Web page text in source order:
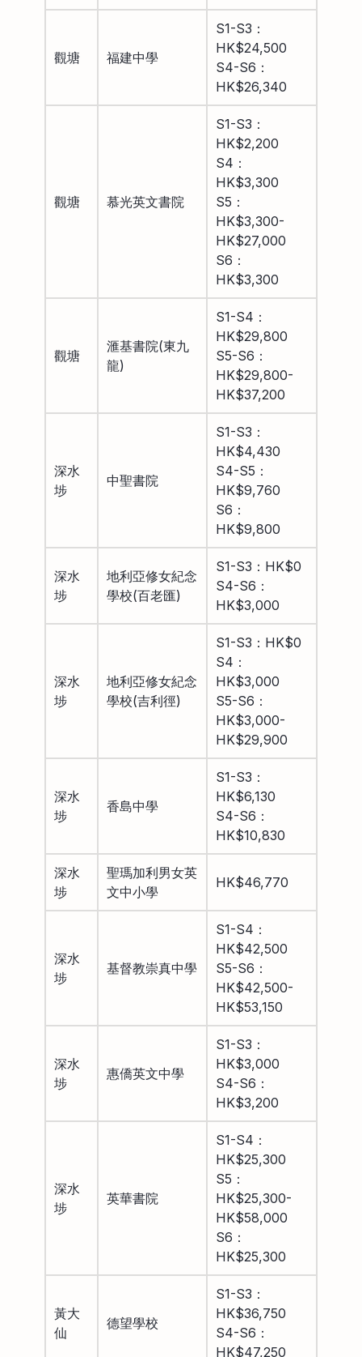
觀塘 福建中學
S1-S3：
HK$24,500
S4-S6：
HK$26,340
觀塘 慕光英文書院
S1-S3：
HK$2,200
S4：
HK$3,300
S5：
HK$3,300-
HK$27,000
S6：
HK$3,300
觀塘
滙基書院(東九
龍)
S1-S4：
HK$29,800
S5-S6：
HK$29,800-
HK$37,200
深水
埗
中聖書院
S1-S3：
HK$4,430
S4-S5：
HK$9,760
S6：
HK$9,800
深水
埗
地利亞修女紀念
學校(百老匯)
S1-S3：HK$0
S4-S6：
HK$3,000
深水
埗
地利亞修女紀念
學校(吉利徑)
S1-S3：HK$0
S4：
HK$3,000
S5-S6：
HK$3,000-
HK$29,900
深水
埗
香島中學
S1-S3：
HK$6,130
S4-S6：
HK$10,830
深水
埗
聖瑪加利男女英
文中小學
HK$46,770
深水
埗
基督教崇真中學
S1-S4：
HK$42,500
S5-S6：
HK$42,500-
HK$53,150
深水
埗
惠僑英文中學
S1-S3：
HK$3,000
S4-S6：
HK$3,200
深水
埗
英華書院
S1-S4：
HK$25,300
S5：
HK$25,300-
HK$58,000
S6：
HK$25,300
黃大
仙
德望學校
S1-S3：
HK$36,750
S4-S6：
HK$47,250